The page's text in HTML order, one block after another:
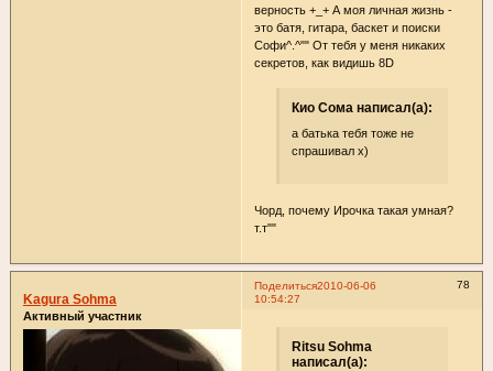
верность +_+ А моя личная жизнь -
это батя, гитара, баскет и поиски
Софи^.^"" От тебя у меня никаких
секретов, как видишь 8D
Кио Сома написал(а):
а батька тебя тоже не
спрашивал х)
Чорд, почему Ирочка такая умная?
т.т""
Поделиться 78
2010-06-06
10:54:27
Kagura Sohma
Активный участник
Ritsu Sohma
написал(а):